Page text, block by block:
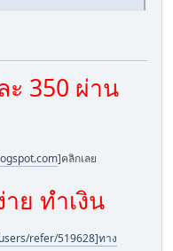
ะ 350 ผ่าน
]คลิกเลย
ย ทำเงิน
refer/519628]ทาง